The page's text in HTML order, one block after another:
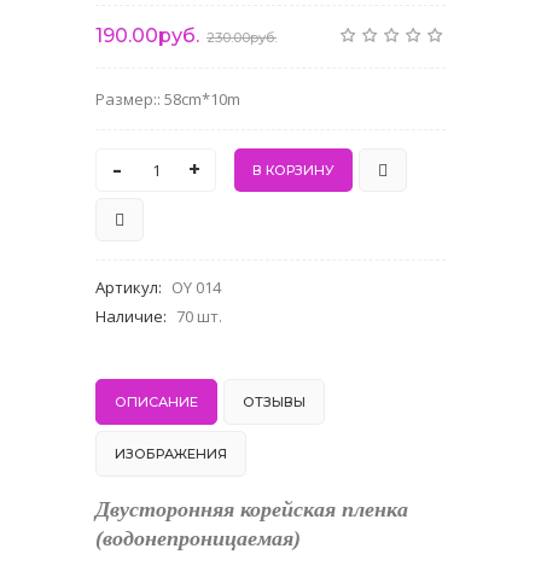
190.00руб. 230.00руб.
Размер:: 58cm*10m
- +
Артикул: OY 014
Наличие: 70 шт.
ОПИСАНИЕ ОТЗЫВЫ
ИЗОБРАЖЕНИЯ
Двусторонняя корейская пленка
(водонепроницаемая)